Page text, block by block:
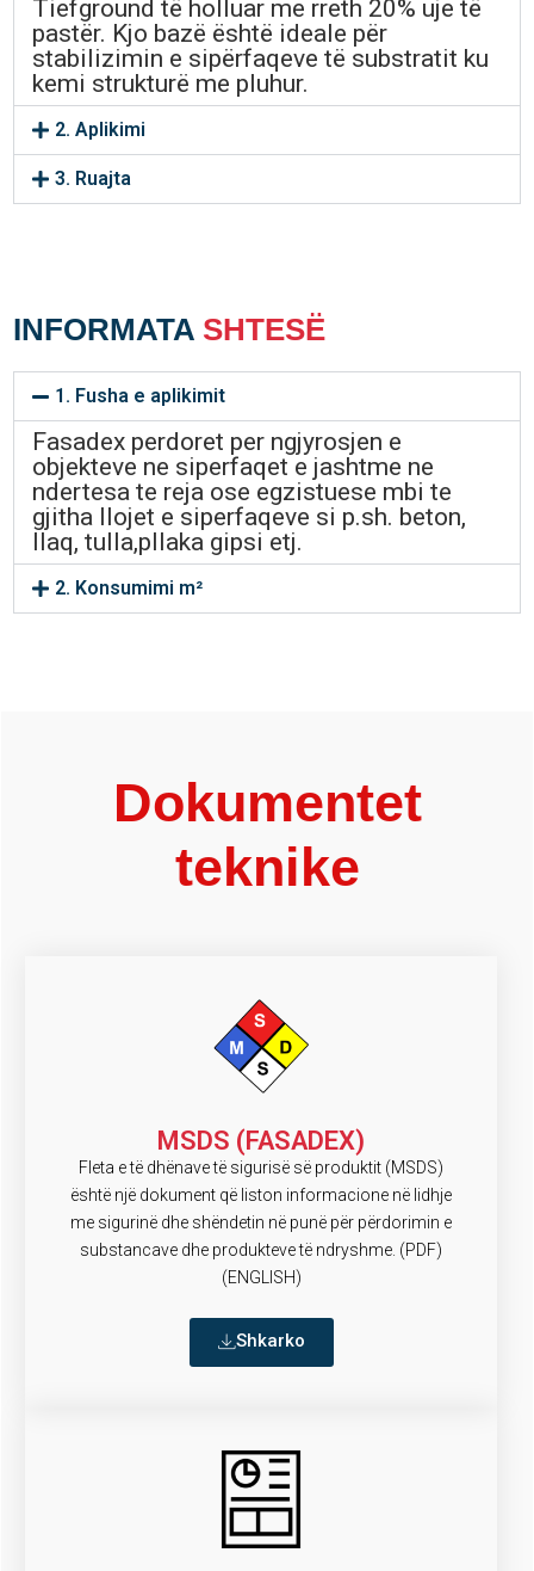
Tiefground të holluar me rreth 20% uje të
pastër. Kjo bazë është ideale për
stabilizimin e sipërfaqeve të substratit ku
kemi strukturë me pluhur.
2. Aplikimi
3. Ruajta
INFORMATA SHTESË
1. Fusha e aplikimit
Fasadex perdoret per ngjyrosjen e
objekteve ne siperfaqet e jashtme ne
ndertesa te reja ose egzistuese mbi te
gjitha llojet e siperfaqeve si p.sh. beton,
llaq, tulla,pllaka gipsi etj.
2. Konsumimi m²
Dokumentet
teknike
MSDS (FASADEX)
Fleta e të dhënave të sigurisë së produktit (MSDS)
është një dokument që liston informacione në lidhje
me sigurinë dhe shëndetin në punë për përdorimin e
substancave dhe produkteve të ndryshme. (PDF)
(ENGLISH)
Shkarko